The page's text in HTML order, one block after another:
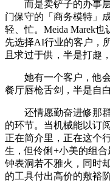
而是卖铲子的办事层
门保守的「商务模特」
轻、忙。Meida Marek
先选择AI行业的客户，
且求过于供，半是打趣
她有一个客户，他会
餐厅唇枪舌剑，半是自
还情愿勤奋进修那群
的环节。当机械能以订
正在简介里，正在这个
生，但伶俐+小美的组
钟表洞若不雅火，同时
的工具付出高价的敷裕